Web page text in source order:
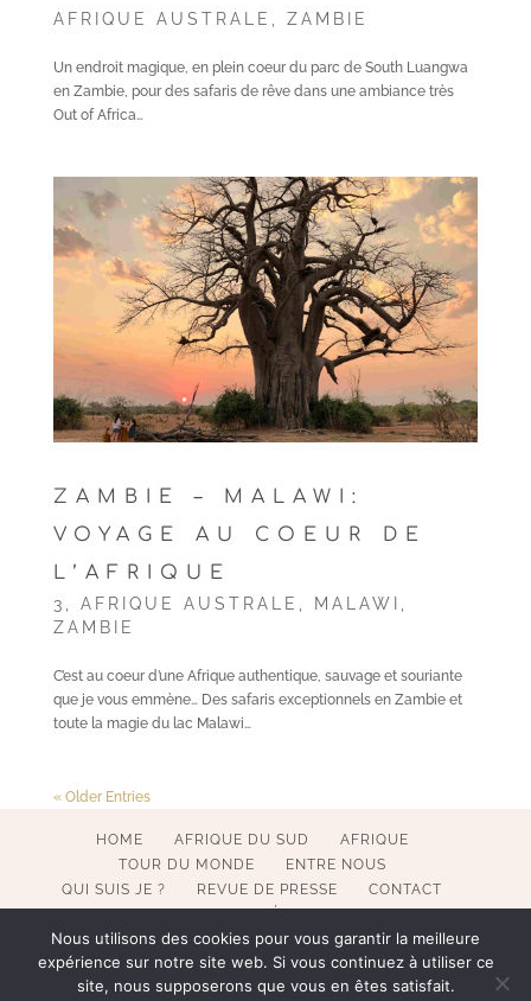
AFRIQUE AUSTRALE ZAMBIE
Un endroit magique, en plein coeur du parc de South Luangwa
en Zambie, pour des safaris de rêve dans une ambiance très
Out of Africa…
ZAMBIE – MALAWI:
VOYAGE AU COEUR DE
L’AFRIQUE
3 AFRIQUE AUSTRALE MALAWI
ZAMBIE
C’est au coeur d’une Afrique authentique, sauvage et souriante
que je vous emmène… Des safaris exceptionnels en Zambie et
toute la magie du lac Malawi…
« Older Entries
HOME AFRIQUE DU SUD
AFRIQUE
TOUR DU MONDE
ENTRE NOUS
QUI SUIS JE ?
REVUE DE PRESSE
CONTACT
Nous utilisons des cookies pour vous garantir la meilleure
expérience sur notre site web. Si vous continuez à utiliser ce
site, nous supposerons que vous en êtes satisfait.